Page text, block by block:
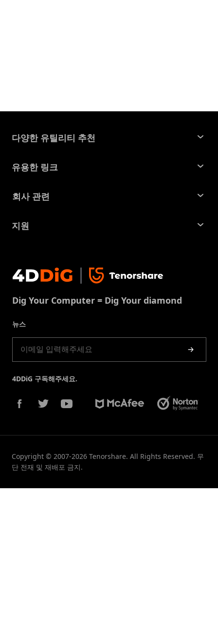
다양한 유틸리티 추천
윈도우 데이터 복구
파티션 관리 도구
중복 파일 찾기 및 제거
유용한 링크
꿀팁 모음
맥 복구 솔루션
중복 파일 제거
회사 관련
회사소개
이용약권
쿠키정책(업데이트됨)
지원
문의
제품 가이드
Dig Your Computer = Dig Your diamond
뉴스
4DDiG 구독해주세요.
Copyright © 2007-2026 Tenorshare. All Rights Reserved. 무
단 전재 및 재배포 금지.